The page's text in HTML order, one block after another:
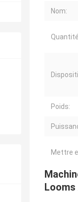
Nom:
Poids:
Mettre
Looms